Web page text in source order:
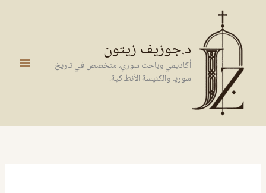
المحتوى
د.جوزيف زيتون
أكاديمي وباحث سوري، متخصص في تاريخ
سوريا والكنيسة الأنطاكية.